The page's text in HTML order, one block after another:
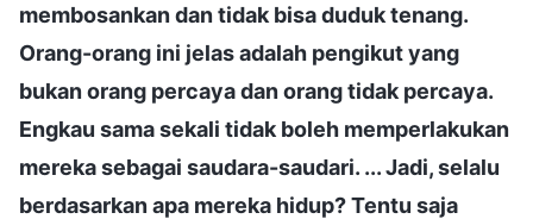
membosankan dan tidak bisa duduk tenang.
Orang-orang ini jelas adalah pengikut yang
bukan orang percaya dan orang tidak percaya.
Engkau sama sekali tidak boleh memperlakukan
mereka sebagai saudara-saudari. ... Jadi, selalu
berdasarkan apa mereka hidup? Tentu saja